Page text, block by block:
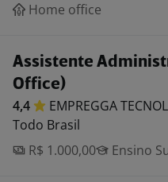
Home office
Assistente
Office)
4,4 EMPREGGA
Todo Brasil
R$ 1.000,00
Ensino